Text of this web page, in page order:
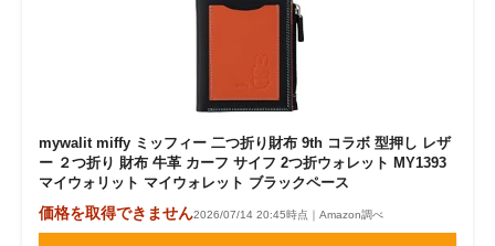
mywalit miffy ミッフィー 二つ折り財布 9th コラボ 型押し レザ
ー ２つ折り 財布 牛革 カーフ サイフ 2つ折ウォレット MY1393
マイウォリット マイウォレット ブラックペース
価格を取得できません2026/07/14 20:45時点｜Amazon調べ